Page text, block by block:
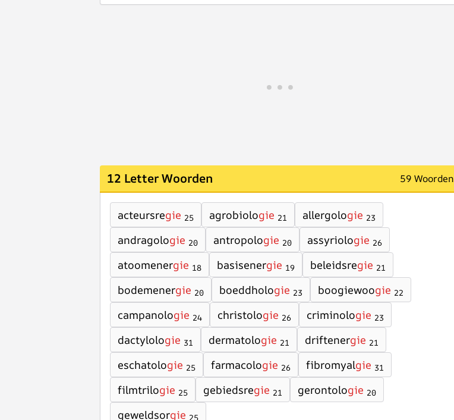
12 Letter Woorden 59 Woorden
acteursregie 25 agrobiologie 21 allergologie 23
andragologie 20 antropologie 20 assyriologie 26
atoomenergie 18 basisenergie 19 beleidsregie 21
bodemenergie 20 boeddhologie 23 boogiewoogie 22
campanologie 24 christologie 26 criminologie 23
dactylologie 31 dermatologie 21 driftenergie 21
eschatologie 25 farmacologie 26 fibromyalgie 31
filmtrilogie 25 gebiedsregie 21 gerontologie 20
geweldsorgie 25